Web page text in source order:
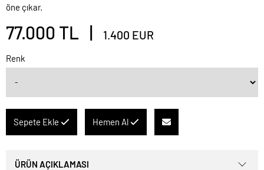
öne çıkar.
77.000 TL | 1.400 EUR
Renk
Sepete Ekle Hemen Al
ÜRÜN AÇIKLAMASI